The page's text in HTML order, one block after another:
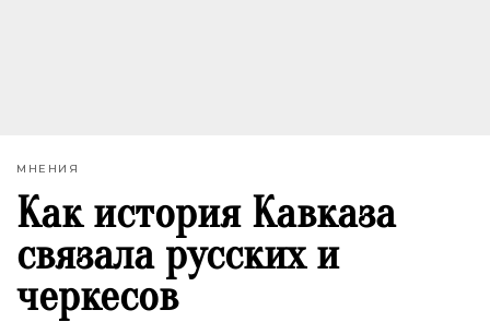
МНЕНИЯ
Как история Кавказа
связала русских и
черкесов